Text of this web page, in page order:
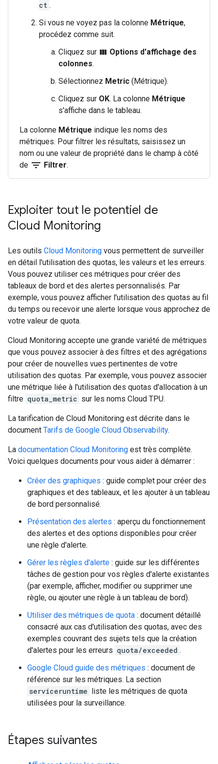
ct .
Si vous ne voyez pas la colonne Métrique,
procédez comme suit.
Cliquez sur view_column Options d'affichage des
colonnes.
Sélectionnez Metric (Métrique).
Cliquez sur OK. La colonne Métrique
s'affiche dans le tableau.
La colonne Métrique indique les noms des
métriques. Pour filtrer les résultats, saisissez un
nom ou une valeur de propriété dans le champ à côté
de filter_list Filtrer.
Exploiter tout le potentiel de
Cloud Monitoring
Les outils Cloud Monitoring vous permettent de surveiller
en détail l'utilisation des quotas, les valeurs et les erreurs.
Vous pouvez utiliser ces métriques pour créer des
tableaux de bord et des alertes personnalisés. Par
exemple, vous pouvez afficher l'utilisation des quotas au fil
du temps ou recevoir une alerte lorsque vous approchez de
votre valeur de quota.
Cloud Monitoring accepte une grande variété de métriques
que vous pouvez associer à des filtres et des agrégations
pour créer de nouvelles vues pertinentes de votre
utilisation des quotas. Par exemple, vous pouvez associer
une métrique liée à l'utilisation des quotas d'allocation à un
filtre quota_metric sur les noms Cloud TPU.
La tarification de Cloud Monitoring est décrite dans le
document Tarifs de Google Cloud Observability.
La documentation Cloud Monitoring est très complète.
Voici quelques documents pour vous aider à démarrer :
Créer des graphiques : guide complet pour créer des
graphiques et des tableaux, et les ajouter à un tableau
de bord personnalisé.
Présentation des alertes : aperçu du fonctionnement
des alertes et des options disponibles pour créer
une règle d'alerte.
Gérer les règles d'alerte : guide sur les différentes
tâches de gestion pour vos règles d'alerte existantes
(par exemple, afficher, modifier ou supprimer une
règle, ou ajouter une règle à un tableau de bord).
Utiliser des métriques de quota : document détaillé
consacré aux cas d'utilisation des quotas, avec des
exemples couvrant des sujets tels que la création
d'alertes pour les erreurs quota/exceeded .
Google Cloud guide des métriques : document de
référence sur les métriques. La section
serviceruntime liste les métriques de quota
utilisées pour la surveillance.
Étapes suivantes